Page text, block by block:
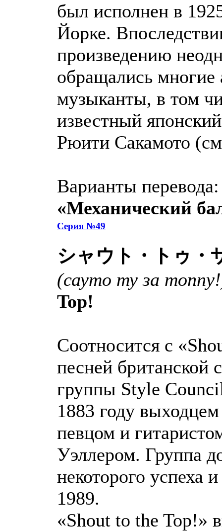
был исполнен в
Йорке.
произведению
обращались многие
музыканты, в том
известный
Рюити Сакамото
Варианты перевода:
«Механический
Серия №49
シャウト・トゥ・
(сауто ту за
Top!
Соотносится с
песней британской
группы Style
1883 году
певцом и
Уэллером. Группа
некоторого успеха
1989.
«Shout to the Top!»